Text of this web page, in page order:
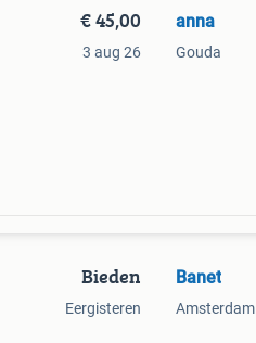
€ 45,00
3 aug 26
anna
Gouda
Bieden
Eergisteren
Banet
Amsterdam